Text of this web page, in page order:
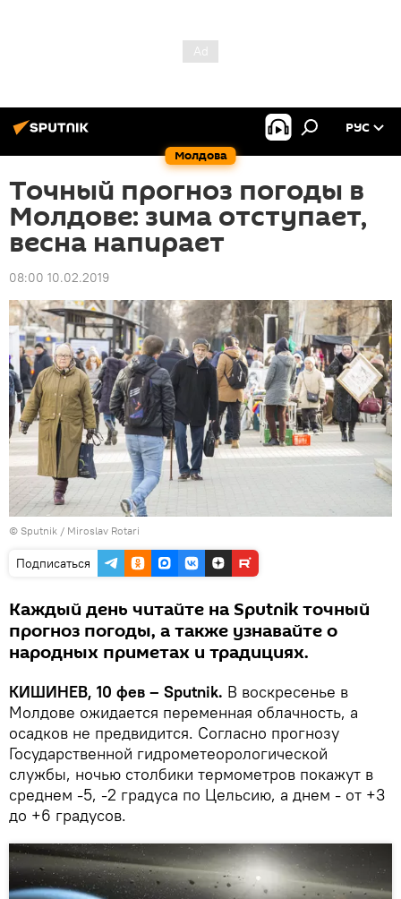
Молдова
РУС
Точный прогноз погоды в
Молдове: зима отступает,
весна напирает
08:00 10.02.2019
© Sputnik / Miroslav Rotari
Подписаться
Каждый день читайте на Sputnik точный
прогноз погоды, а также узнавайте о
народных приметах и традициях.
КИШИНЕВ, 10 фев – Sputnik. В воскресенье в
Молдове ожидается переменная облачность, а
осадков не предвидится. Согласно прогнозу
Государственной гидрометеорологической
службы, ночью столбики термометров покажут в
среднем -5, -2 градуса по Цельсию, а днем - от +3
до +6 градусов.